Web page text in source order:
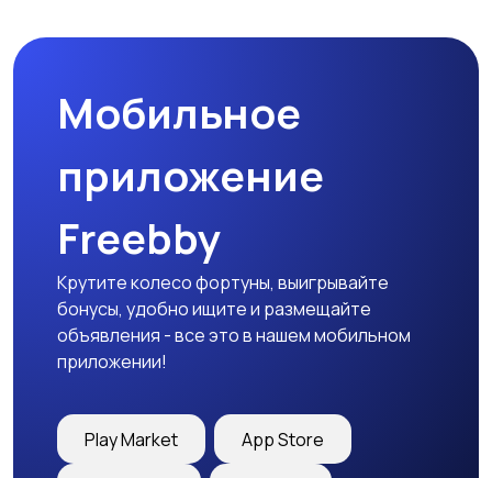
Футболки и поло Штаны и шорты
Другое
Мобильное
приложение
Freebby
Крутите колесо фортуны, выигрывайте
бонусы, удобно ищите и размещайте
объявления - все это в нашем мобильном
приложении!
Play Market App Store